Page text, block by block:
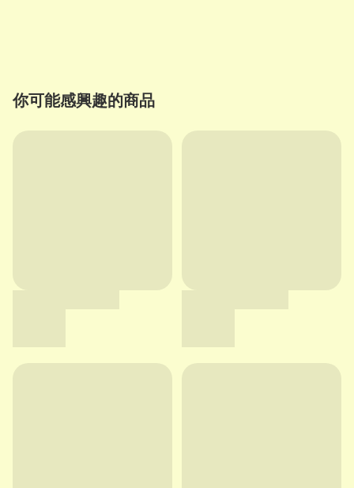
你可能感興趣的商品